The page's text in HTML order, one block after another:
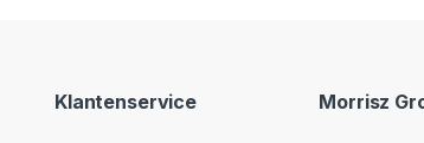
Klantenservice Morrisz